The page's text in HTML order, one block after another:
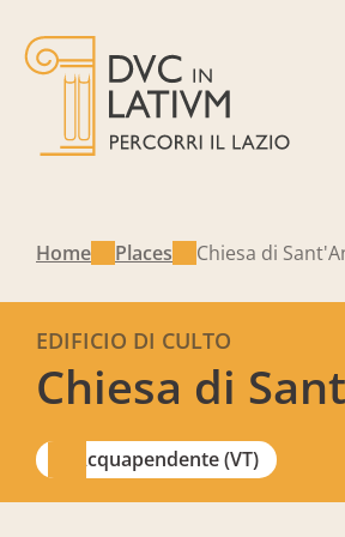
Home Places Chiesa di
Chiesa di
EDIFICIO DI CULTO
Acquapendente (VT)